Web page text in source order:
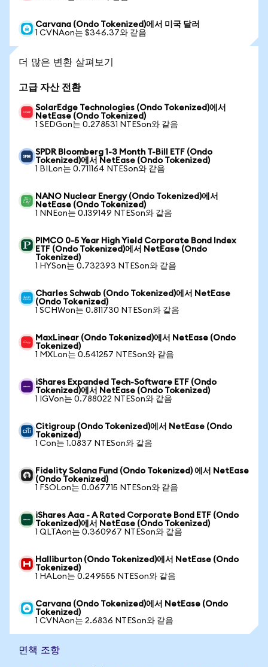
Carvana (Ondo Tokenized)에서 미국 달러
1 CVNAon는 $346.37와 같음
더 많은 변환 살펴보기
고급 자산 전환
SolarEdge Technologies (Ondo Tokenized)에서
NetEase (Ondo Tokenized)
1 SEDGon는 0.278531 NTESon와 같음
SPDR Bloomberg 1-3 Month T-Bill ETF (Ondo
Tokenized)에서 NetEase (Ondo Tokenized)
1 BILon는 0.711164 NTESon와 같음
NANO Nuclear Energy (Ondo Tokenized)에서
NetEase (Ondo Tokenized)
1 NNEon는 0.139149 NTESon와 같음
PIMCO 0-5 Year High Yield Corporate Bond Index
ETF (Ondo Tokenized)에서 NetEase (Ondo
Tokenized)
1 HYSon는 0.732393 NTESon와 같음
Charles Schwab (Ondo Tokenized)에서 NetEase
(Ondo Tokenized)
1 SCHWon는 0.811730 NTESon와 같음
MaxLinear (Ondo Tokenized)에서 NetEase (Ondo
Tokenized)
1 MXLon는 0.541257 NTESon와 같음
iShares Expanded Tech-Software ETF (Ondo
Tokenized)에서 NetEase (Ondo Tokenized)
1 IGVon는 0.788022 NTESon와 같음
Citigroup (Ondo Tokenized)에서 NetEase (Ondo
Tokenized)
1 Con는 1.0837 NTESon와 같음
Fidelity Solana Fund (Ondo Tokenized) 에서 NetEase
(Ondo Tokenized)
1 FSOLon는 0.067715 NTESon와 같음
iShares Aaa - A Rated Corporate Bond ETF (Ondo
Tokenized)에서 NetEase (Ondo Tokenized)
1 QLTAon는 0.360967 NTESon와 같음
Halliburton (Ondo Tokenized)에서 NetEase (Ondo
Tokenized)
1 HALon는 0.249555 NTESon와 같음
Carvana (Ondo Tokenized)에서 NetEase (Ondo
Tokenized)
1 CVNAon는 2.6836 NTESon와 같음
면책 조항